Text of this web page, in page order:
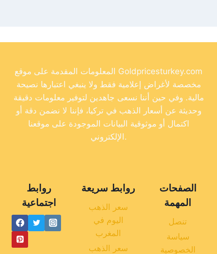
المعلومات المقدمة على موقع Goldpricesturkey.com
مخصصة لأغراض إعلامية فقط ولا ينبغي اعتبارها نصيحة
مالية. وفي حين أننا نسعى جاهدين لتوفير معلومات دقيقة
وحديثة عن أسعار الذهب في تركيا، فإننا لا نضمن دقة أو
اكتمال أو موثوقية البيانات الموجودة على موقعنا
الإلكتروني.
روابط
اجتماعية
روابط سريعة
سعر الذهب
اليوم في
المغرب
سعر الذهب
الصفحات
المهمة
تنصل
سياسة
الخصوصية